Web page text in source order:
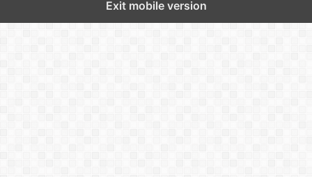
Exit mobile version